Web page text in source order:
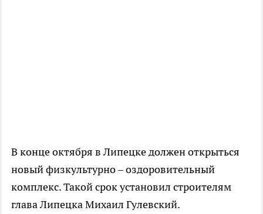
В конце октября в Липецке должен открыться
новый физкультурно – оздоровительный
комплекс. Такой срок установил строителям
глава Липецка Михаил Гулевский.